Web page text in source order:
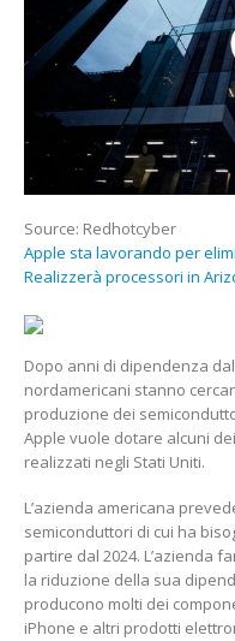
Source: Redhotcyber
Apple sta lavorando per
Realizzerà processori in
Dopo anni di dipendenza
nordamericani stanno
produzione dei
Apple vuole dotare alcuni
realizzati negli Stati Uniti.
L’azienda americana
semiconduttori di cui ha
partire dal 2024. L’azienda
la riduzione della sua
producono molti dei
iPhone e altri prodotti